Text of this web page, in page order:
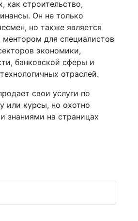
как строительство,
Он не только
но также является
ментором для специалистов
экономики,
банковской сферы и
отраслей.
свои услуги по
или курсы, но охотно
знаниями на страницах